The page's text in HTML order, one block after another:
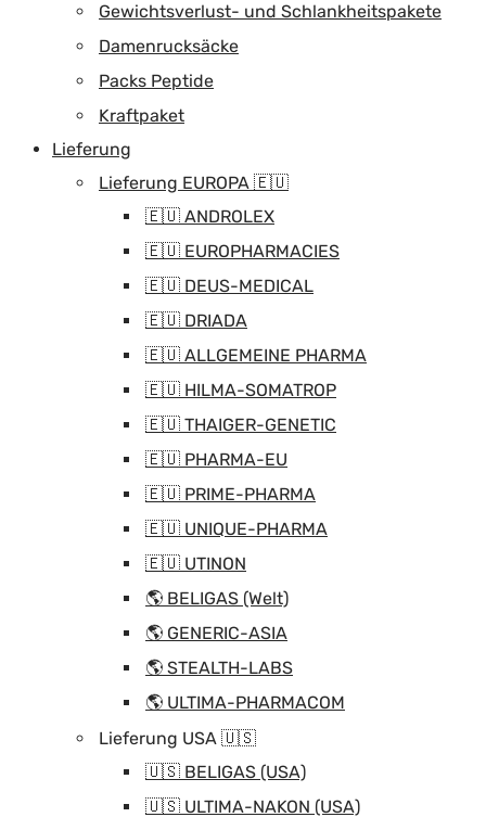
Gewichtsverlust- und Schlankheitspakete
Damenrucksäcke
Packs Peptide
Kraftpaket
Lieferung
Lieferung EUROPA 🇪🇺
🇪🇺 ANDROLEX
🇪🇺 EUROPHARMACIES
🇪🇺 DEUS-MEDICAL
🇪🇺 DRIADA
🇪🇺 ALLGEMEINE PHARMA
🇪🇺 HILMA-SOMATROP
🇪🇺 THAIGER-GENETIC
🇪🇺 PHARMA-EU
🇪🇺 PRIME-PHARMA
🇪🇺 UNIQUE-PHARMA
🇪🇺 UTINON
🌎 BELIGAS (Welt)
🌎 GENERIC-ASIA
🌎 STEALTH-LABS
🌎 ULTIMA-PHARMACOM
Lieferung USA 🇺🇸
🇺🇸 BELIGAS (USA)
🇺🇸 ULTIMA-NAKON (USA)